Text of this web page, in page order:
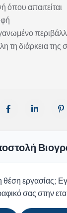
όπου απαιτείται
τη διάρκεια της
θέση εργασίας;
σας στην